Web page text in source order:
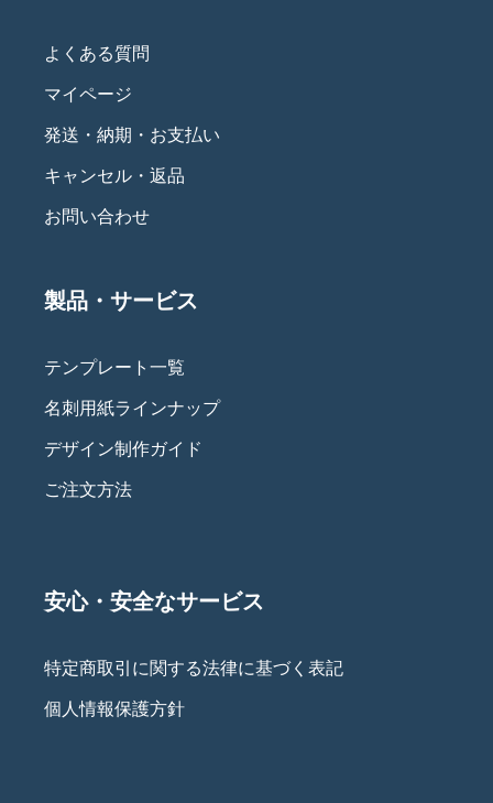
よくある質問
マイページ
発送・納期・お支払い
キャンセル・返品
お問い合わせ
製品・サービス
テンプレート一覧
名刺用紙ラインナップ
デザイン制作ガイド
ご注文方法
安心・安全なサービス
特定商取引に関する法律に基づく表記
個人情報保護方針